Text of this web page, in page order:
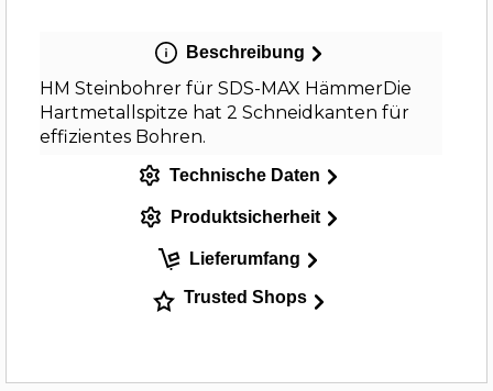
Beschreibung
HM Steinbohrer für SDS-MAX HämmerDie
Hartmetallspitze hat 2 Schneidkanten für
effizientes Bohren.
Technische Daten
Produktsicherheit
Lieferumfang
Trusted Shops